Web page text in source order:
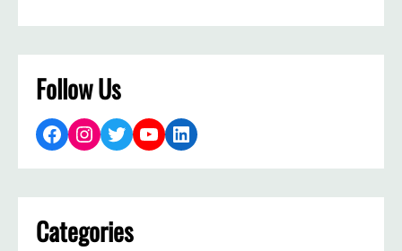
Follow Us
Facebook Instagram Twitter YouTube LinkedIn
Categories